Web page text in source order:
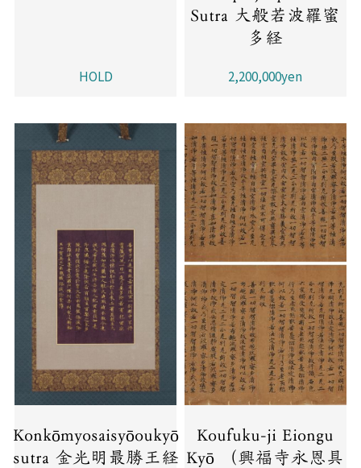
HOLD
Sutra 大般若波羅蜜
多経
2,200,000yen
Konkōmyosaisyōoukyō
sutra 金光明最勝王経
Koufuku-ji Eiongu
Kyō （興福寺永恩具